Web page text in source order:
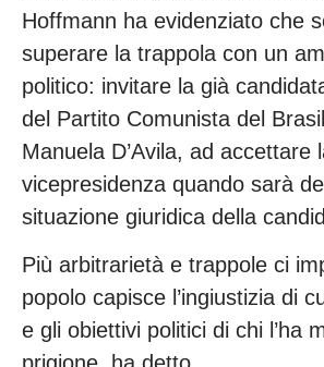
Hoffmann ha evidenziato che
superare la trappola con un
politico: invitare la già
del Partito Comunista del
Manuela D’Avila, ad accettare
vicepresidenza quando sarà
situazione giuridica della
Più arbitrarietà e trappole ci
popolo capisce l’ingiustizia di
e gli obiettivi politici di chi l’ha